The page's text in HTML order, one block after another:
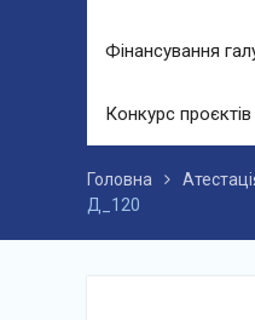
Фінансування
Конкурс
Головна
Д_120